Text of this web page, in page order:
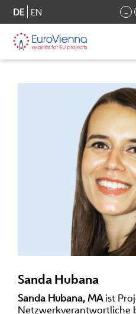
DE EN -
Sanda Hubana
Sanda Hubana, MAist
Netzwerkverantwortliche